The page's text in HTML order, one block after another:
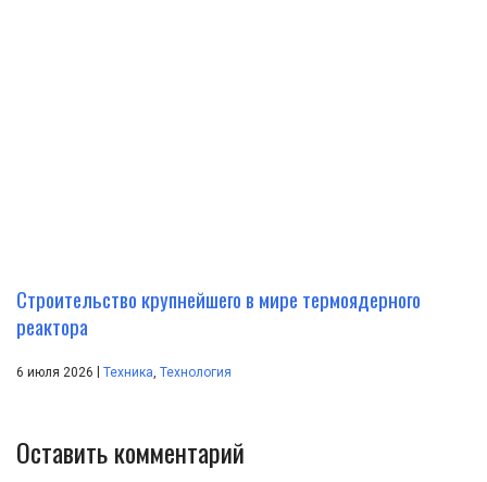
Строительство крупнейшего в мире термоядерного
реактора
6 июля 2026 Техника, Технология
Оставить комментарий